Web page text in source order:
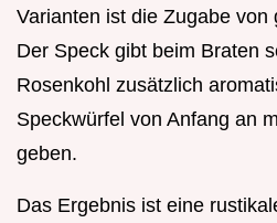
Varianten ist die Zugabe von
Der Speck gibt beim Braten
Rosenkohl zusätzlich
Speckwürfel von Anfang an
geben.
Das Ergebnis ist eine